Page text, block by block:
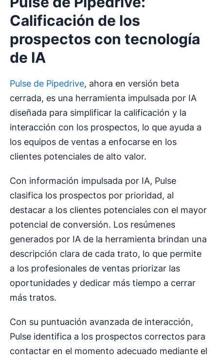
Calificación de los
prospectos con tecnología
de IA
Pulse de Pipedrive, ahora en versión beta
cerrada, es una herramienta impulsada por IA
diseñada para simplificar la calificación y la
interacción con los prospectos, lo que ayuda a
los equipos de ventas a enfocarse en los
clientes potenciales de alto valor.
Con información impulsada por IA, Pulse
clasifica los prospectos por prioridad, al
destacar a los clientes potenciales con el mayor
potencial de conversión. Los resúmenes
generados por IA de la herramienta brindan una
descripción clara de cada trato, lo que permite
a los profesionales de ventas priorizar las
oportunidades y dedicar más tiempo a cerrar
más tratos.
Con su puntuación avanzada de interacción,
Pulse identifica a los prospectos correctos para
contactar en el momento adecuado mediante el